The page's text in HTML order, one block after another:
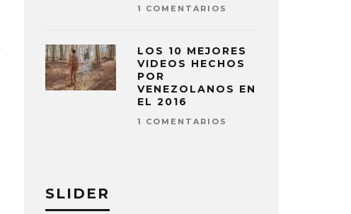
1 COMENTARIOS
LOS 10 MEJORES
VIDEOS HECHOS
POR
VENEZOLANOS EN
EL 2016
1 COMENTARIOS
SLIDER